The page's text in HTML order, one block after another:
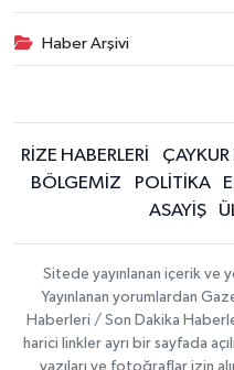
Haber Arşivi
RİZE HABERLERİ ÇAYKUR
BÖLGEMİZ
POLİTİKA
ASAYİŞ
Sitede yayınlanan içerik ve
Yayınlanan yorumlardan
Haberleri / Son Dakika
harici linkler ayrı bir sayfada
yazıları ve fotoğraflar izin